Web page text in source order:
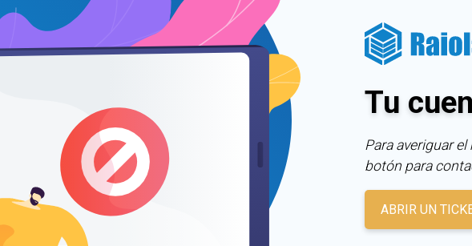
Tu
Para averiguar
botón para
ABRIR UN